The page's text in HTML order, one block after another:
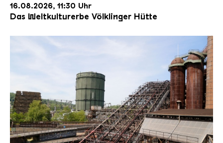
16.08.2026, 11:30 Uhr
Das Weltkulturerbe Völklinger Hütte